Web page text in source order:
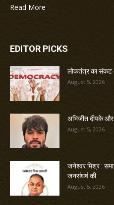
Read More
EDITOR PICKS
लोकतंत्र का संकट
August 5, 2026
अभिजीत दीपके और
August 5, 2026
जनेश्वर मिश्र :
जनसंघर्ष की...
August 5, 2026